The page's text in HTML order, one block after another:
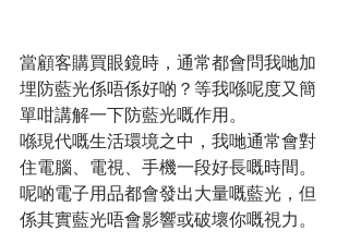
當顧客購買眼鏡時，通常都會問我哋加
埋防藍光係唔係好啲？等我喺呢度又簡
單咁講解一下防藍光嘅作用。
喺現代嘅生活環境之中，我哋通常會對
住電腦、電視、手機一段好長嘅時間。
呢啲電子用品都會發出大量嘅藍光，但
係其實藍光唔會影響或破壞你嘅視力。